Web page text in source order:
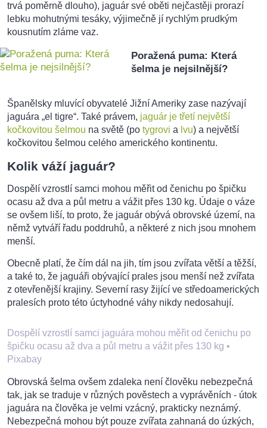
trvá poměrně dlouho), jaguár své oběti nejčastěji prorazí
lebku mohutnými tesáky, výjimečně jí rychlým prudkým
kousnutím zláme vaz.
Poražená puma: Která
šelma je nejsilnější?
Španělsky mluvící obyvatelé Jižní Ameriky zase nazývají
jaguára „el tigre“. Také právem, jaguár je třetí největší
kočkovitou šelmou na světě (po tygrovi a lvu) a největší
kočkovitou šelmou celého amerického kontinentu.
Kolik váží jaguár?
Dospělí vzrostlí samci mohou měřit od čenichu po špičku
ocasu až dva a půl metru a vážit přes 130 kg. Údaje o váze
se ovšem liší, to proto, že jaguár obývá obrovské území, na
němž vytváří řadu poddruhů, a některé z nich jsou mnohem
menší.
Obecně platí, že čím dál na jih, tím jsou zvířata větší a těžší,
a také to, že jaguáři obývající prales jsou menší než zvířata
z otevřenější krajiny. Severní rasy žijící ve středoamerických
pralesích proto této úctyhodné váhy nikdy nedosahují.
Dospělí vzrostlí samci jaguára mohou měřit od čenichu po
špičku ocasu až dva a půl metru a vážit přes 130 kg •
Pixabay
Obrovská šelma ovšem zdaleka není člověku nebezpečná
tak, jak se traduje v různých pověstech a vyprávěních - útok
jaguára na člověka je velmi vzácný, prakticky neznámý.
Nebezpečná mohou být pouze zvířata zahnaná do úzkých,